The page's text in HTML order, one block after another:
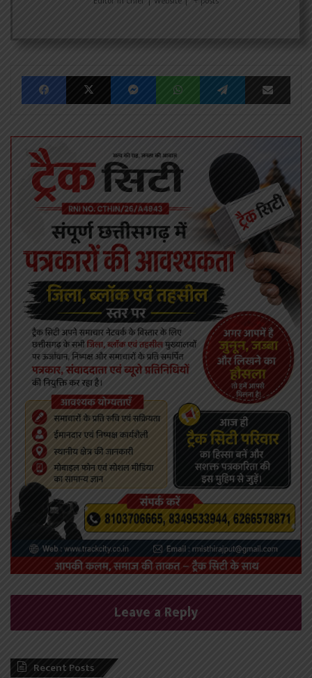
FacebookX MessengerWhatsAppTelegram Share via Email
Leave a Reply
Recent Posts